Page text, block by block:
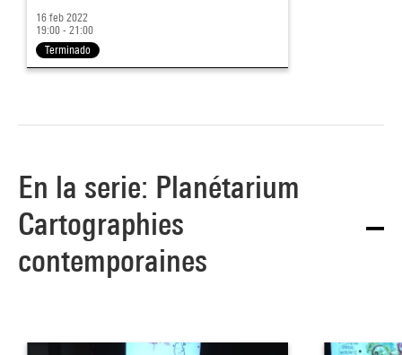
16 feb 2022
19:00 - 21:00
Terminado
En la serie: Planétarium
Cartographies
contemporaines